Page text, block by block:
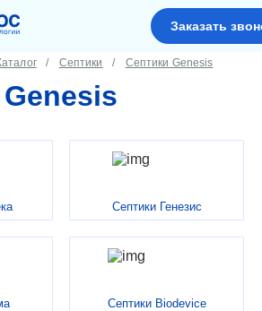
Заказать
Септики Септики Genesis
Септики Генезис
Септики Biodevice